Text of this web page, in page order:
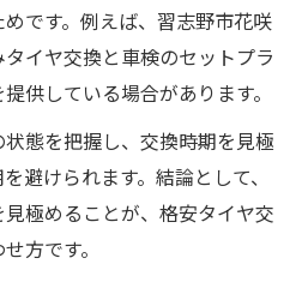
です。例えば、習志野市花咲
イヤ交換と車検のセットプラ
供している場合があります。
態を把握し、交換時期を見極
避けられます。結論として、
極めることが、格安タイヤ交
方です。